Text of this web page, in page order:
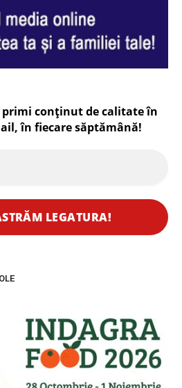
conținut de calitate în
în fiecaresăptămână!